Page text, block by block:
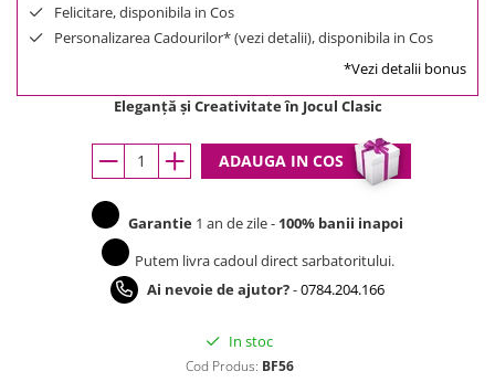
Felicitare, disponibila in Cos
Personalizarea Cadourilor* (vezi detalii), disponibila in Cos
*Vezi detalii bonus
Eleganță și Creativitate în Jocul Clasic
ADAUGA IN COS
Garantie 1 an de zile - 100% banii inapoi
Putem livra cadoul direct sarbatoritului.
Ai nevoie de ajutor?-0784.204.166
In stoc
Cod Produs: BF56